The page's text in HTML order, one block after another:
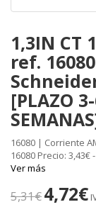
1,3IN CT
ref. 16080
[PLAZO
16080 | Corriente
16080 Precio:
Ver más
5,31€4,72€